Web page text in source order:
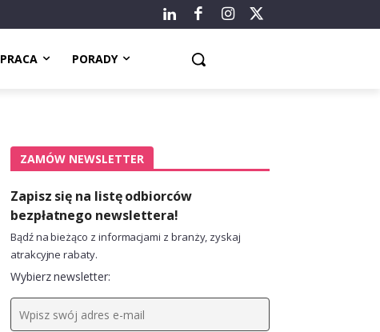
PRACA PORADY
ZAMÓW NEWSLETTER
Zapisz się na listę odbiorców
bezpłatnego newslettera!
Bądź na bieżąco z informacjami z branży, zyskaj
atrakcyjne rabaty.
Wybierz newsletter: